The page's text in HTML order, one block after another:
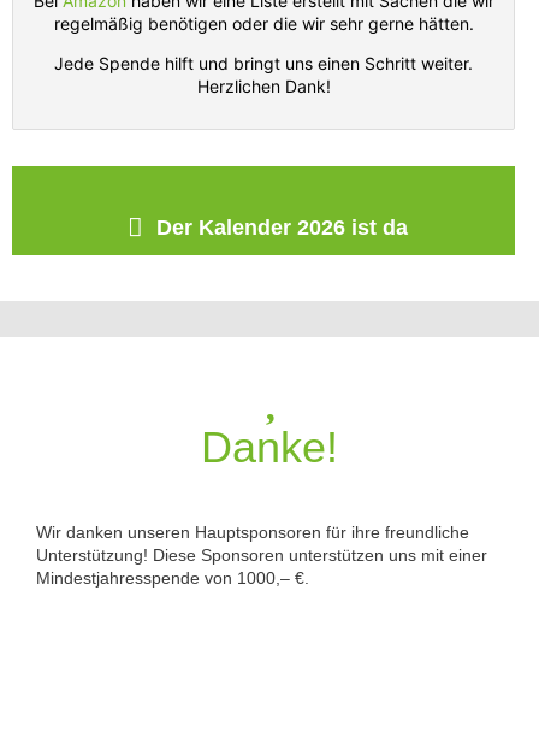
regelmäßig benötigen oder die wir sehr gerne hätten.
Jede Spende hilft und bringt uns einen Schritt weiter.
Herzlichen Dank!
Der Kalender 2026 ist da
Danke!
Wir danken unseren Hauptsponsoren für ihre freundliche
Unterstützung! Diese Sponsoren unterstützen uns mit einer
Mindestjahresspende von 1000,– €.